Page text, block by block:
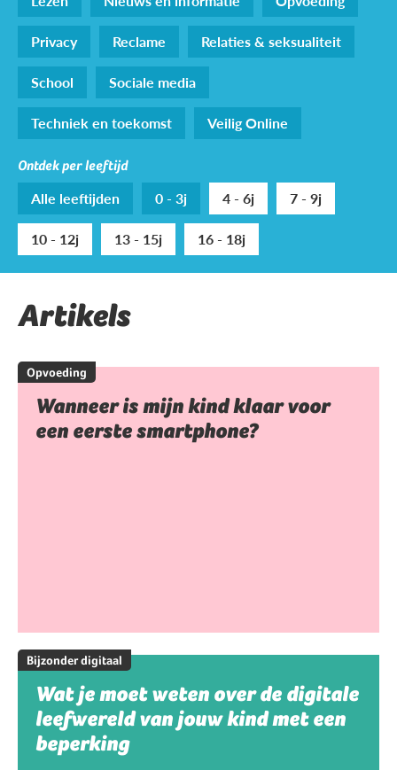
Privacy
Reclame
Relaties & seksualiteit
School
Sociale media
Techniek en toekomst
Veilig Online
Ontdek per leeftijd
Alle leeftijden 0 - 3j 4 - 6j
7 - 9j
10 - 12j
13 - 15j 16 - 18j
Artikels
Opvoeding
Wanneer is mijn kind klaar voor
een eerste smartphone?
Bijzonder digitaal
Wat je moet weten over de digitale
leefwereld van jouw kind met een
beperking